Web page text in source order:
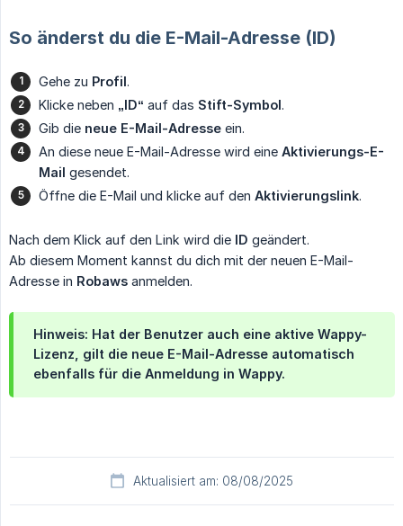
So änderst du die E-Mail-Adresse (ID)
Gehe zu Profil.
Klicke neben „ID“ auf das Stift-Symbol.
Gib die neue E-Mail-Adresse ein.
An diese neue E-Mail-Adresse wird eine Aktivierungs-E-
Mail gesendet.
Öffne die E-Mail und klicke auf den Aktivierungslink.
Nach dem Klick auf den Link wird die ID geändert.
Ab diesem Moment kannst du dich mit der neuen E-Mail-
Adresse in Robaws anmelden.
Hinweis: Hat der Benutzer auch eine aktive Wappy-
Lizenz, gilt die neue E-Mail-Adresse automatisch
ebenfalls für die Anmeldung in Wappy.
Aktualisiert am: 08/08/2025